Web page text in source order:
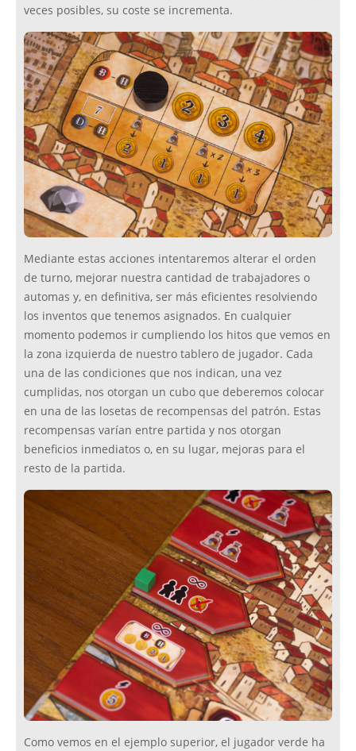
veces posibles, su coste se incrementa.
Mediante estas acciones intentaremos alterar el orden
de turno, mejorar nuestra cantidad de trabajadores o
automas y, en definitiva, ser más eficientes resolviendo
los inventos que tenemos asignados. En cualquier
momento podemos ir cumpliendo los hitos que vemos en
la zona izquierda de nuestro tablero de jugador. Cada
una de las condiciones que nos indican, una vez
cumplidas, nos otorgan un cubo que deberemos colocar
en una de las losetas de recompensas del patrón. Estas
recompensas varían entre partida y nos otorgan
beneficios inmediatos o, en su lugar, mejoras para el
resto de la partida.
Como vemos en el ejemplo superior, el jugador verde ha